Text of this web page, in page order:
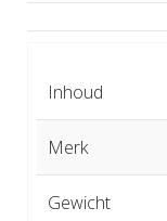
Inhoud
Merk
Gewicht